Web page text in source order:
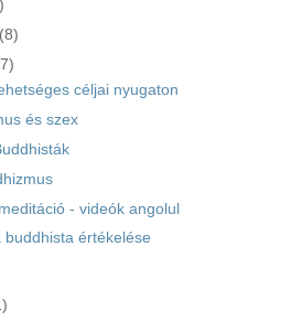
(8)
céljai nyugaton
és szex
- videók angolul
buddhista értékelése